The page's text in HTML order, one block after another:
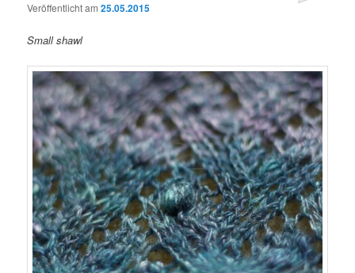
Veröffentlicht am25.05.2015
Small shawl